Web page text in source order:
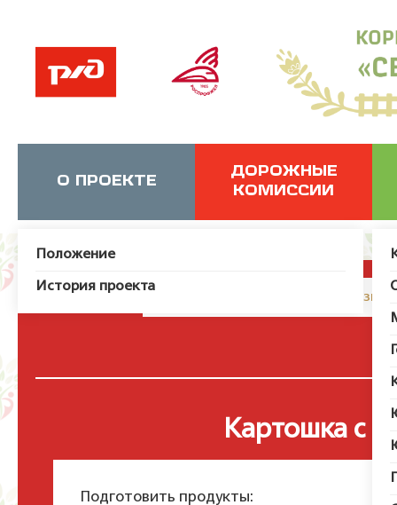
О ПРОЕКТЕ
Положение
История проекта
ДОРОЖНЫЕ
КОМИССИИ
JUser: :_load: Не удалось
Картошка с
Подготовить продукты: